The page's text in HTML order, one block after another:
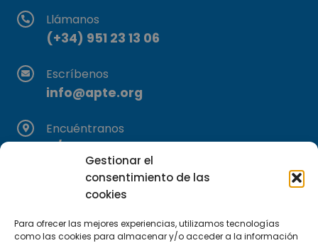
Gestionar el
consentimiento de las
cookies
Para ofrecer las mejores experiencias, utilizamos tecnologías
como las cookies para almacenar y/o acceder a la información
Llámanos
(+34) 951 23 13 06
Escríbenos
info@apte.org
Encuéntranos
C/Marie Curie, 35
29590 Campanillas, Málaga